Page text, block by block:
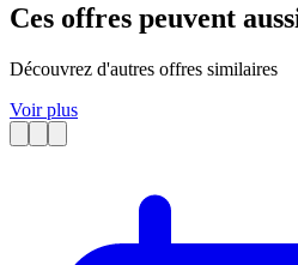
Ces offres peuvent
Découvrez d'autres offres similaires
Voir plus